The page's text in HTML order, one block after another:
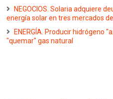
NEGOCIOS. Solaria adquiere
energía solar en tres mercados de
ENERGÍA. Producir hidrógeno
"quemar" gas natural